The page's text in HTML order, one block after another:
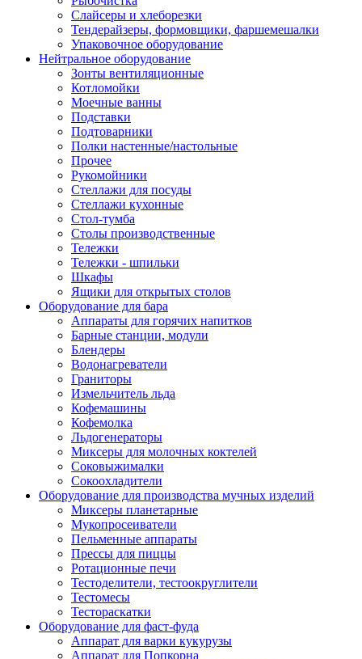
Слайсеры и хлеборезки
Тендерайзеры, формовщики, фаршемешалки
Упаковочное оборудование
Нейтральное оборудование
Зонты вентиляционные
Котломойки
Моечные ванны
Подставки
Подтоварники
Полки настенные/настольные
Прочее
Рукомойники
Стеллажи для посуды
Стеллажи кухонные
Стол-тумба
Столы производственные
Тележки
Тележки - шпильки
Шкафы
Ящики для открытых столов
Оборудование для бара
Аппараты для горячих напитков
Барные станции, модули
Блендеры
Водонагреватели
Граниторы
Измельчитель льда
Кофемашины
Кофемолка
Льдогенераторы
Миксеры для молочных коктелей
Соковыжималки
Сокоохладители
Оборудование для производства мучных изделий
Миксеры планетарные
Мукопросеиватели
Пельменные аппараты
Прессы для пиццы
Ротационные печи
Тестоделители, тестоокруглители
Тестомесы
Тестораскатки
Оборудование для фаст-фуда
Аппарат для варки кукурузы
Аппарат для Попкорна